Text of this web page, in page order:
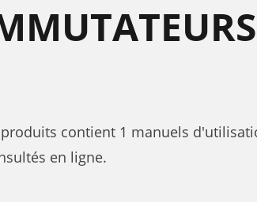
contient 1 manuels
en ligne.